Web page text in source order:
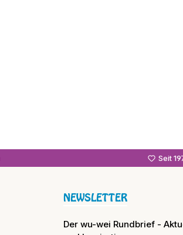
Seit
NEWSLETTER
Der wu-wei Rundbrief -